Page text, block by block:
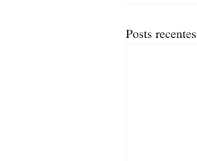
Posts recentes